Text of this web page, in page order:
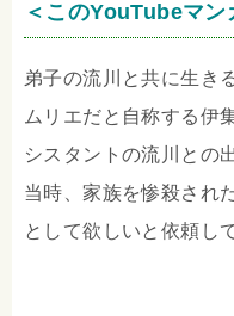
＜このYouTubeマン
弟子の流川と共に生き
ムリエだと自称する伊
シスタントの流川との
当時、家族を惨殺され
として欲しいと依頼し